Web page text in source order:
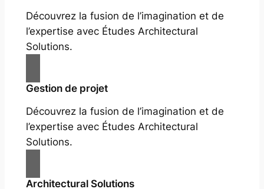
Découvrez la fusion de l’imagination et de
l’expertise avec Études Architectural
Solutions.
Gestion de projet
Découvrez la fusion de l’imagination et de
l’expertise avec Études Architectural
Solutions.
Architectural Solutions